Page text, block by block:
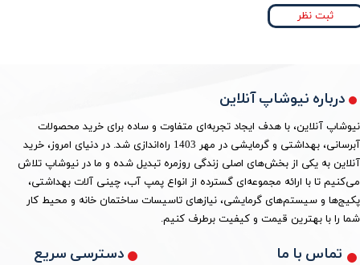
ثبت نظر
درباره نیوشاپ آنلاین
نیوشاپ آنلاین، با هدف ایجاد تجربه‌ای متفاوت و ساده برای خرید محصولات
آبرسانی، بهداشتی و گرمایشی در مهر 1403 راه‌اندازی شد. در دنیای امروز، خرید
آنلاین به یکی از بخش‌های اصلی زندگی روزمره تبدیل شده و ما در نیوشاپ تلاش
می‌کنیم تا با ارائه مجموعه‌ای گسترده از انواع پمپ آب، چینی آلات بهداشتی،
پکیج‌ها و سیستم‌های گرمایشی، نیازهای تاسیسات ساختمان خانه و محیط کار
شما را با بهترین قیمت و کیفیت برطرف کنیم.
دسترسی سریع تماس با ما